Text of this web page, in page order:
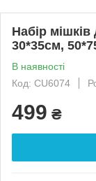
Набір
30*35см,
В наявності
Код: CU6074
499 ₴